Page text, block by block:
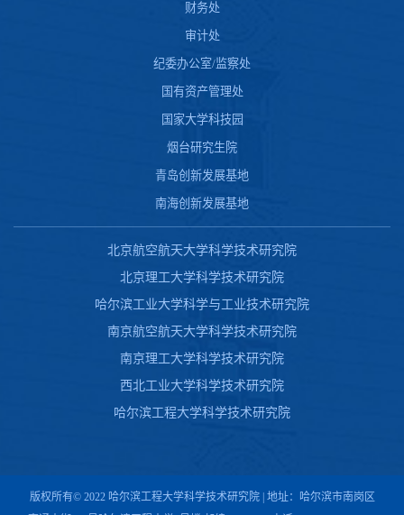
财务处
审计处
纪委办公室/监察处
国有资产管理处
国家大学科技园
烟台研究生院
青岛创新发展基地
南海创新发展基地
北京航空航天大学科学技术研究院
北京理工大学科学技术研究院
哈尔滨工业大学科学与工业技术研究院
南京航空航天大学科学技术研究院
南京理工大学科学技术研究院
西北工业大学科学技术研究院
哈尔滨工程大学科学技术研究院
版权所有© 2022 哈尔滨工程大学科学技术研究院 | 地址：哈尔滨市南岗区